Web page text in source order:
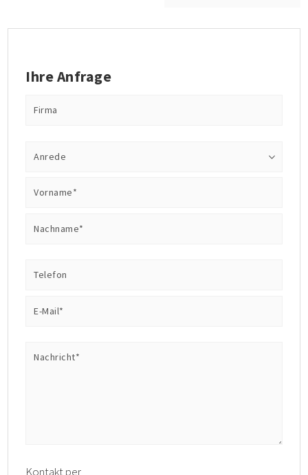
Ihre Anfrage
Firma
Anrede
Vorname*
Nachname*
Telefon
E-Mail*
Nachricht*
Kontakt per